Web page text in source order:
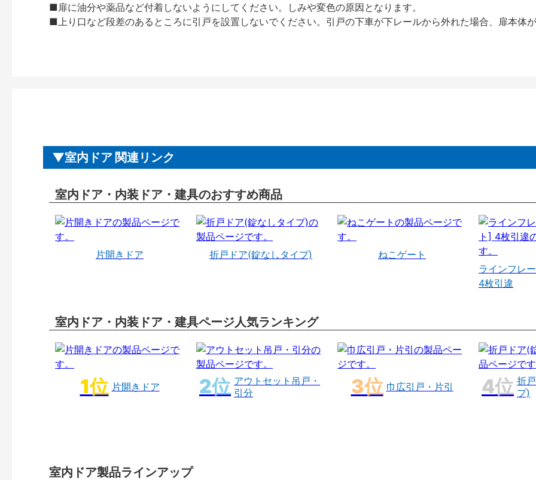
■扉に油分や薬品など付着しないようにしてください。しみや変色の原因となります。
■上り口など段差のあるところに引戸を設置しないでください。引戸の下車が下レールから外れた場合、扉本体
室内ドア 関連リンク
室内ドア・内装ドア・建具のおすすめ商品
片開きドア 折戸ドア(錠なしタイプ)
ねこゲート
ラインフレ
4枚引違
室内ドア・内装ドア・建具ページ人気ランキング
片開きドア
アウトセット吊戸・
引分
巾広引戸・片引
折
プ)
室内ドア製品ラインアップ